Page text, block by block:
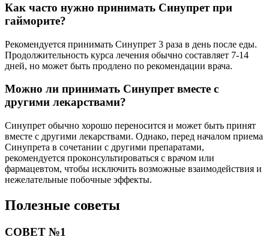
Как часто нужно принимать Синупрет при
гайморите?
Рекомендуется принимать Синупрет 3 раза в день после еды.
Продолжительность курса лечения обычно составляет 7-14
дней, но может быть продлено по рекомендации врача.
Можно ли принимать Синупрет вместе с
другими лекарствами?
Синупрет обычно хорошо переносится и может быть принят
вместе с другими лекарствами. Однако, перед началом приема
Синупрета в сочетании с другими препаратами,
рекомендуется проконсультироваться с врачом или
фармацевтом, чтобы исключить возможные взаимодействия и
нежелательные побочные эффекты.
Полезные советы
СОВЕТ №1